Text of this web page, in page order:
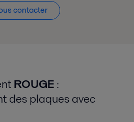
contacter
ROUGE:
des plaques avec